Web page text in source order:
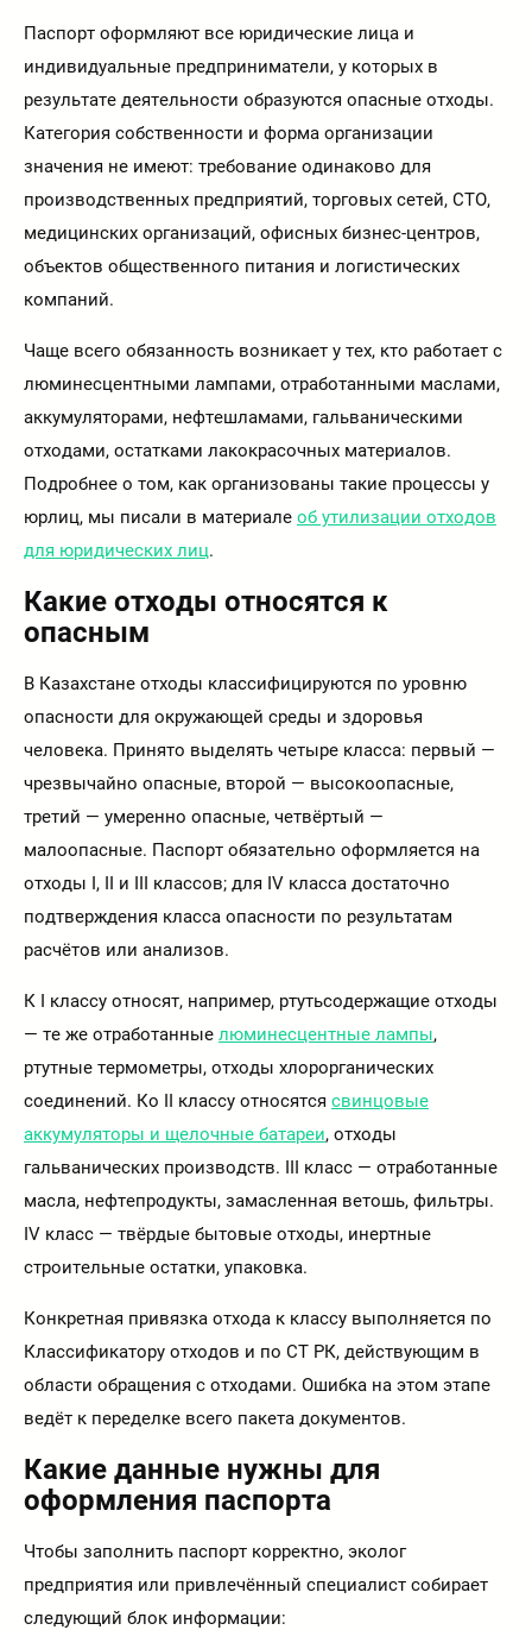
Паспорт оформляют все юридические лица и
индивидуальные предприниматели, у которых в
результате деятельности образуются опасные отходы.
Категория собственности и форма организации
значения не имеют: требование одинаково для
производственных предприятий, торговых сетей, СТО,
медицинских организаций, офисных бизнес-центров,
объектов общественного питания и логистических
компаний.
Чаще всего обязанность возникает у тех, кто работает с
люминесцентными лампами, отработанными маслами,
аккумуляторами, нефтешламами, гальваническими
отходами, остатками лакокрасочных материалов.
Подробнее о том, как организованы такие процессы у
юрлиц, мы писали в материале об утилизации отходов
для юридических лиц.
Какие отходы относятся к
опасным
В Казахстане отходы классифицируются по уровню
опасности для окружающей среды и здоровья
человека. Принято выделять четыре класса: первый —
чрезвычайно опасные, второй — высокоопасные,
третий — умеренно опасные, четвёртый —
малоопасные. Паспорт обязательно оформляется на
отходы I, II и III классов; для IV класса достаточно
подтверждения класса опасности по результатам
расчётов или анализов.
К I классу относят, например, ртутьсодержащие отходы
— те же отработанные люминесцентные лампы,
ртутные термометры, отходы хлорорганических
соединений. Ко II классу относятся свинцовые
аккумуляторы и щелочные батареи, отходы
гальванических производств. III класс — отработанные
масла, нефтепродукты, замасленная ветошь, фильтры.
IV класс — твёрдые бытовые отходы, инертные
строительные остатки, упаковка.
Конкретная привязка отхода к классу выполняется по
Классификатору отходов и по СТ РК, действующим в
области обращения с отходами. Ошибка на этом этапе
ведёт к переделке всего пакета документов.
Какие данные нужны для
оформления паспорта
Чтобы заполнить паспорт корректно, эколог
предприятия или привлечённый специалист собирает
следующий блок информации: